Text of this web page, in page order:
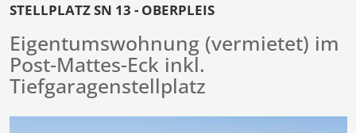
STELLPLATZ SN 13 - OBERPLEIS
Eigentumswohnung (vermietet) im
Post-Mattes-Eck inkl.
Tiefgaragenstellplatz